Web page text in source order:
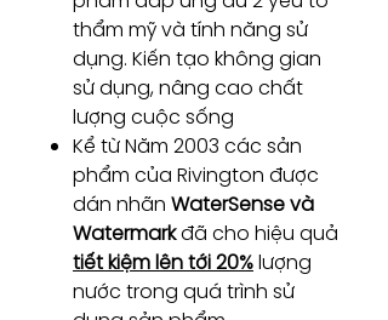
thẩm mỹ và tính năng sử
dụng. Kiến tạo không gian
sử dụng, nâng cao chất
lượng cuộc sống
Kể từ Năm 2003 các sản
phẩm của Rivington được
dán nhãn WaterSense và
Watermarkđã cho hiệu quả
tiết kiệm lên tới 20%lượng
nước trong quá trình sử